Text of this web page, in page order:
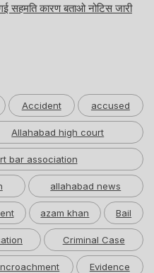
सहमति कारण बताओ नोटिस जारी
Accident accused
Allahabad high court
bar association
allahabad news
azam khan Bail
Criminal Case
Evidence